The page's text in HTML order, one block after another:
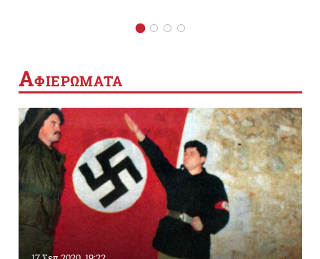
ΑΦΙΕΡΩΜΑΤΑ